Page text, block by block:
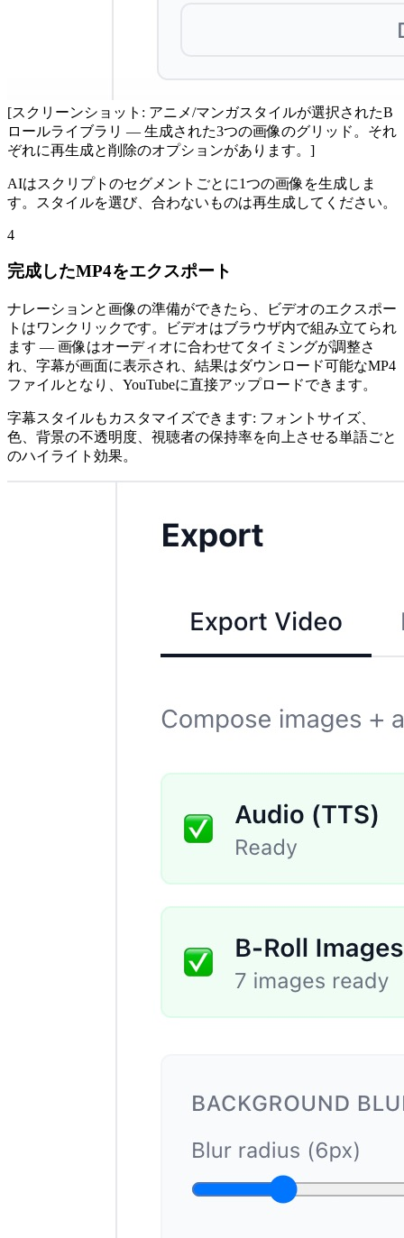
[スクリーンショット: アニメ/マンガスタイルが選択されたB
ロールライブラリ — 生成された3つの画像のグリッド。それ
ぞれに再生成と削除のオプションがあります。]
AIはスクリプトのセグメントごとに1つの画像を生成しま
す。スタイルを選び、合わないものは再生成してください。
4
完成したMP4をエクスポート
ナレーションと画像の準備ができたら、ビデオのエクスポー
トはワンクリックです。ビデオはブラウザ内で組み立てられ
ます — 画像はオーディオに合わせてタイミングが調整さ
れ、字幕が画面に表示され、結果はダウンロード可能なMP4
ファイルとなり、YouTubeに直接アップロードできます。
字幕スタイルもカスタマイズできます: フォントサイズ、
色、背景の不透明度、視聴者の保持率を向上させる単語ごと
のハイライト効果。